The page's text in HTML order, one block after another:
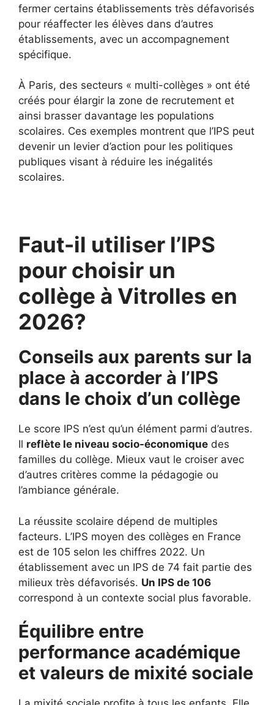
fermer certains établissements très défavorisés
pour réaffecter les élèves dans d’autres
établissements, avec un accompagnement
spécifique.
À Paris, des secteurs « multi-collèges » ont été
créés pour élargir la zone de recrutement et
ainsi brasser davantage les populations
scolaires. Ces exemples montrent que l’IPS peut
devenir un levier d’action pour les politiques
publiques visant à réduire les inégalités
scolaires.
Faut-il utiliser l’IPS
pour choisir un
collège à Vitrolles en
2026?
Conseils aux parents sur la
place à accorder à l’IPS
dans le choix d’un collège
Le score IPS n’est qu’un élément parmi d’autres.
Il reflète le niveau socio-économique des
familles du collège. Mieux vaut le croiser avec
d’autres critères comme la pédagogie ou
l’ambiance générale.
La réussite scolaire dépend de multiples
facteurs. L’IPS moyen des collèges en France
est de 105 selon les chiffres 2022. Un
établissement avec un IPS de 74 fait partie des
milieux très défavorisés. Un IPS de 106
correspond à un contexte social plus favorable.
Équilibre entre
performance académique
et valeurs de mixité sociale